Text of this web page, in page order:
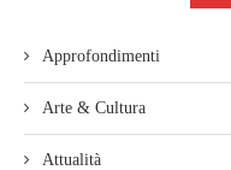
Approfondimenti
Arte & Cultura
Attualità